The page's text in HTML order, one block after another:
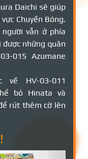
Daichi sẽ giúp
Chuyền Bóng.
vẫn ở phía
những quân
015 Azumane
HV-03-011
bỏ Hinata và
rút thêm cờ lên